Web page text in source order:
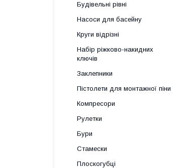
Будівельні рівні
Насоси для басейну
Круги відрізні
Набір ріжково-накидних
ключів
Заклепники
Пістолети для монтажної піни
Компресори
Рулетки
Бури
Стамески
Плоскогубці